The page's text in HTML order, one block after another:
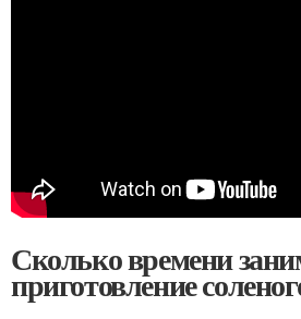
Сколько времени
приготовление